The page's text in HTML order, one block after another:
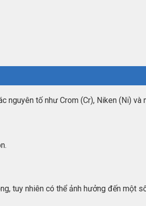
tố như Crom (Cr), Niken (Ni) và
tuy nhiên có thể ảnh hưởng đến một